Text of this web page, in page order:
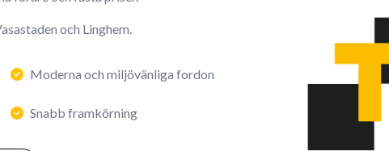
och Linghem.
Moderna och miljövänliga fordon
Snabb framkörning